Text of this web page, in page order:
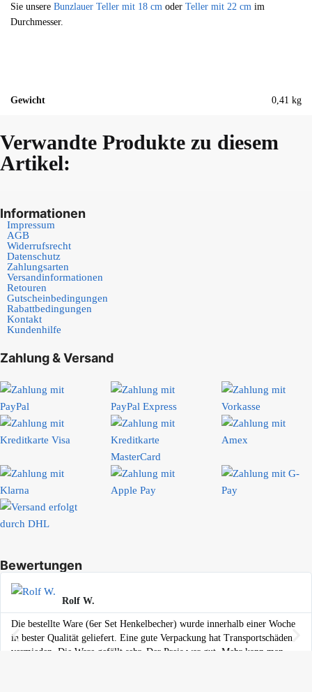
Sie unsere Bunzlauer Teller mit 18 cm oder Teller mit 22 cm im
Durchmesser.
Gewicht 0,41 kg
Verwandte Produkte zu diesem
Artikel:
Informationen
Impressum
AGB
Widerrufsrecht
Datenschutz
Zahlungsarten
Versandinformationen
Retouren
Gutscheinbedingungen
Rabattbedingungen
Kontakt
Kundenhilfe
Zahlung & Versand
Bewertungen
Rolf W.
Die bestellte Ware (6er Set Henkelbecher) wurde innerhalb einer Woche
in bester Qualität geliefert. Eine gute Verpackung hat Transportschäden
vermieden. Die Ware gefällt sehr. Der Preis war gut. Mehr kann man